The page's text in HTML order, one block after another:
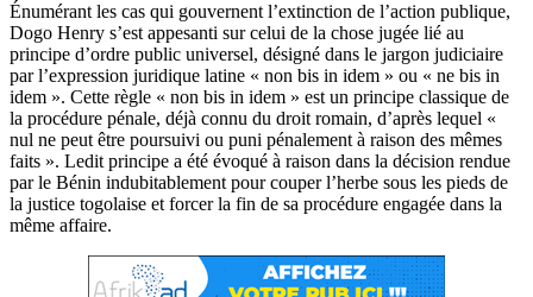
Énumérant les cas qui gouvernent l’extinction de l’action publique,
Dogo Henry s’est appesanti sur celui de la chose jugée lié au
principe d’ordre public universel, désigné dans le jargon judiciaire
par l’expression juridique latine « non bis in idem » ou « ne bis in
idem ». Cette règle « non bis in idem » est un principe classique de
la procédure pénale, déjà connu du droit romain, d’après lequel «
nul ne peut être poursuivi ou puni pénalement à raison des mêmes
faits ». Ledit principe a été évoqué à raison dans la décision rendue
par le Bénin indubitablement pour couper l’herbe sous les pieds de
la justice togolaise et forcer la fin de sa procédure engagée dans la
même affaire.